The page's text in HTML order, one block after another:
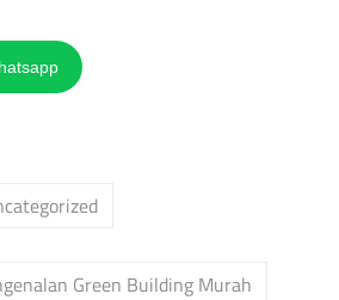
Green Building Murah